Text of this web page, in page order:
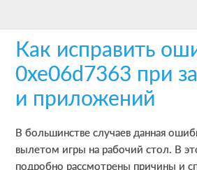
main
content
primary
sidebar
footerКак исправить
0xe06d7363 при
и приложений
В большинстве случаев данная
вылетом игры на рабочий стол. В
подробно рассмотрены причины и